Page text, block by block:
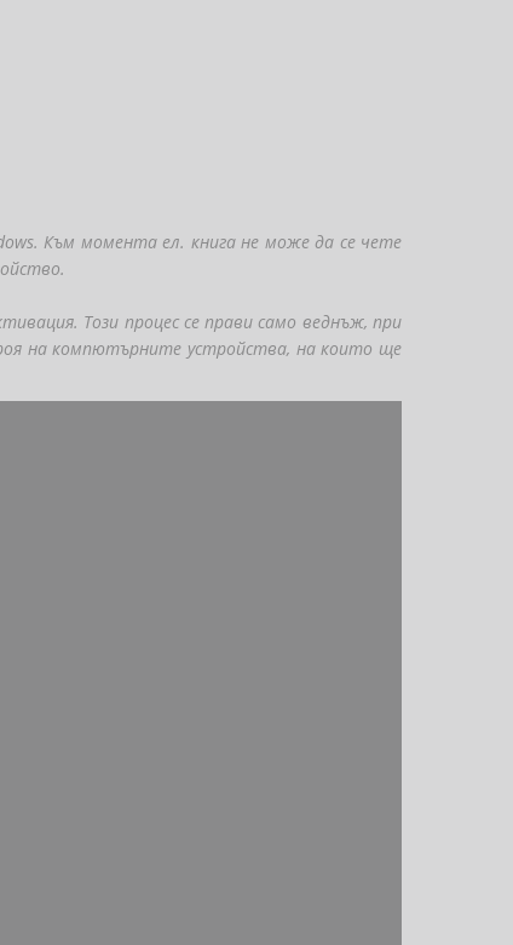
Към момента ел. книга не може да се чете
Този процес се прави само веднъж, при
на компютърните устройства, на които ще